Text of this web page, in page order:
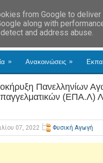
» Ανακοινώσεις »
Πανελληνίων
(ΕΠΑ.Λ)
07, 2022 Φυσική Αγωγή
from Google to
along with
and address abuse.